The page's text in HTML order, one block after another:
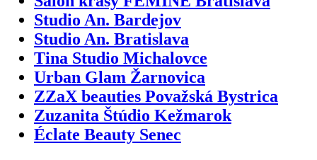
Studio An. Bardejov
Studio An. Bratislava
Tina Studio Michalovce
Urban Glam Žarnovica
ZZaX beauties Považská Bystrica
Zuzanita Štúdio Kežmarok
Éclate Beauty Senec